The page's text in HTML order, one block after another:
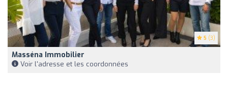
5 (3)
Masséna Immobilier
Voir l'adresse et les coordonnées